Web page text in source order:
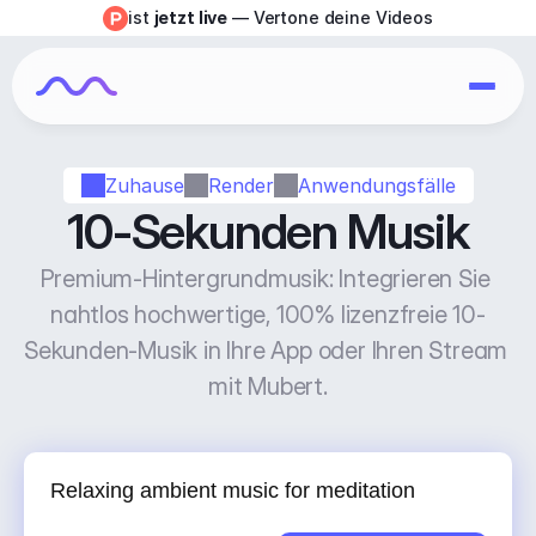
Zuhause Render Anwendungsfälle
10-Sekunden Musik
Premium-Hintergrundmusik: Integrieren Sie
nahtlos hochwertige, 100% lizenzfreie 10-
Sekunden-Musik in Ihre App oder Ihren Stream
mit Mubert.
ist jetzt live — Vertone deine Videos